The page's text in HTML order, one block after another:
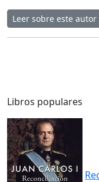
Leer sobre este autor
Libros populares